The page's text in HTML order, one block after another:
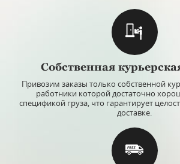
Собственная
Привозим заказы только собственной
работники которой достаточно
спецификой груза, что гарантирует
доставке.